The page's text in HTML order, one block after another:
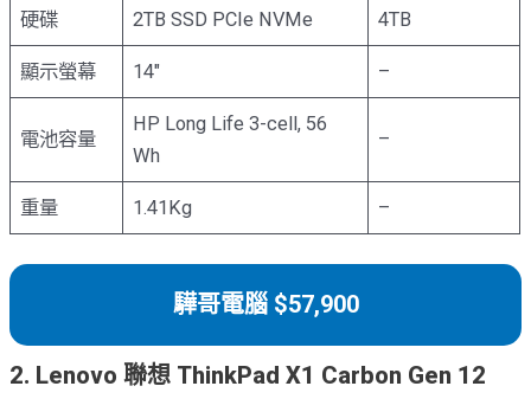
硬碟 2TB SSD PCIe NVMe 4TB
顯示螢幕 14″ –
電池容量
HP Long Life 3-cell, 56
Wh
–
重量 1.41Kg –
驊哥電腦 $57,900
2. Lenovo 聯想 ThinkPad X1 Carbon Gen 12